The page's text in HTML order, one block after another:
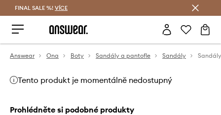
FINAL SALE %! VÍCE
Answear Ona Boty Sandály a pantofle Sandály
Tento produkt je momentálně nedostupný
Prohlédněte si podobné produkty